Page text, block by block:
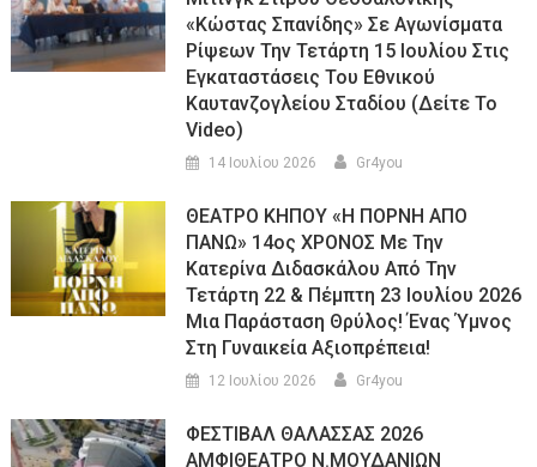
«Κώστας Σπανίδης» Σε Αγωνίσματα
Ρίψεων Την Τετάρτη 15 Ιουλίου Στις
Εγκαταστάσεις Του Εθνικού
Καυτανζογλείου Σταδίου (Δείτε Το
Video)
14 Ιουλίου 2026 Gr4you
ΘΕΑΤΡΟ ΚΗΠΟΥ «Η ΠΟΡΝΗ ΑΠΟ
ΠΑΝΩ» 14ος ΧΡΟΝΟΣ Με Την
Κατερίνα Διδασκάλου Από Την
Τετάρτη 22 & Πέμπτη 23 Ιουλίου 2026
Μια Παράσταση Θρύλος! Ένας Ύμνος
Στη Γυναικεία Αξιοπρέπεια!
12 Ιουλίου 2026 Gr4you
ΦΕΣΤΙΒΑΛ ΘΑΛΑΣΣΑΣ 2026
ΑΜΦΙΘΕΑΤΡΟ Ν.ΜΟΥΔΑΝΙΩΝ